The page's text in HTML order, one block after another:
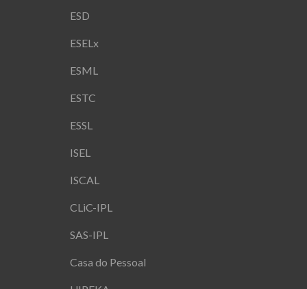
ESD
ESELx
ESML
ESTC
ESSL
ISEL
ISCAL
CLiC-IPL
SAS-IPL
Casa do Pessoal